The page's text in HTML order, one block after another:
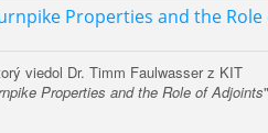
Properties and the Role
viedol Dr. Timm Faulwasser z KIT
Properties and the Role of Adjoints